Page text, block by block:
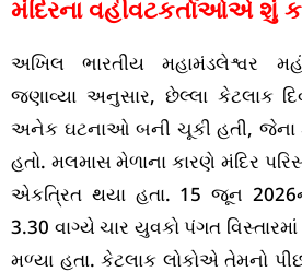
મંદિરના વહીવટકર્તાઓએ શું
અખિલ ભારતીય મહામંડલેશ્વર
જણાવ્યા અનુસાર, છેલ્લા કેટલાક
અનેક ઘટનાઓ બની ચૂકી હતી, જેના
હતો. મલમાસ મેળાના કારણે મંદિર
એકત્રિત થયા હતા. 15 જૂન
3.30 વાગ્યે ચાર યુવકો પંગત વિસ્તારમાં
મળ્યા હતા. કેટલાક લોકોએ તેમનો